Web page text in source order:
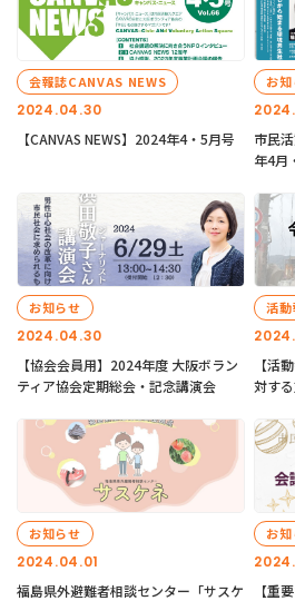
2024.04.30
会報誌CANVAS NEWS
【CANVAS NEWS】2024年4・5月号
お知
市民
年4月
2024.04.30
お知らせ
【協会会員用】2024年度 大阪ボラン
ティア協会定期総会・記念講演会
活動
【活
対す
2024.04.01
お知らせ
福島県外避難者相談センター「サスケ
お知
【重